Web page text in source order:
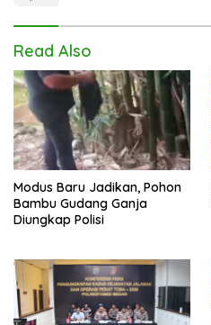
Read Also
Modus Baru Jadikan, Pohon
Bambu Gudang Ganja
Diungkap Polisi